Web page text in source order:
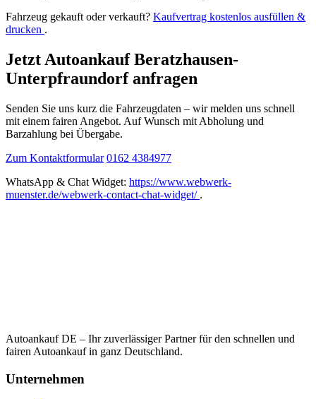
Fahrzeug gekauft oder verkauft? Kaufvertrag kostenlos ausfüllen &
drucken .
Jetzt Autoankauf Beratzhausen-
Unterpfraundorf anfragen
Senden Sie uns kurz die Fahrzeugdaten – wir melden uns schnell
mit einem fairen Angebot. Auf Wunsch mit Abholung und
Barzahlung bei Übergabe.
Zum Kontaktformular 0162 4384977
WhatsApp & Chat Widget: https://www.webwerk-
muenster.de/webwerk-contact-chat-widget/ .
Autoankauf DE – Ihr zuverlässiger Partner für den schnellen und
fairen Autoankauf in ganz Deutschland.
Unternehmen